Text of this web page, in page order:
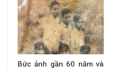
Bức ảnh gần 60 năm và